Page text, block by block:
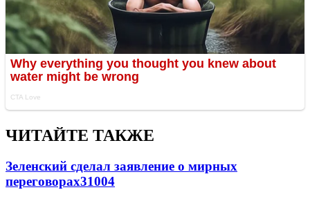
ЧИТАЙТЕ ТАКЖЕ
Зеленский сделал заявление о мирных
переговорах31004